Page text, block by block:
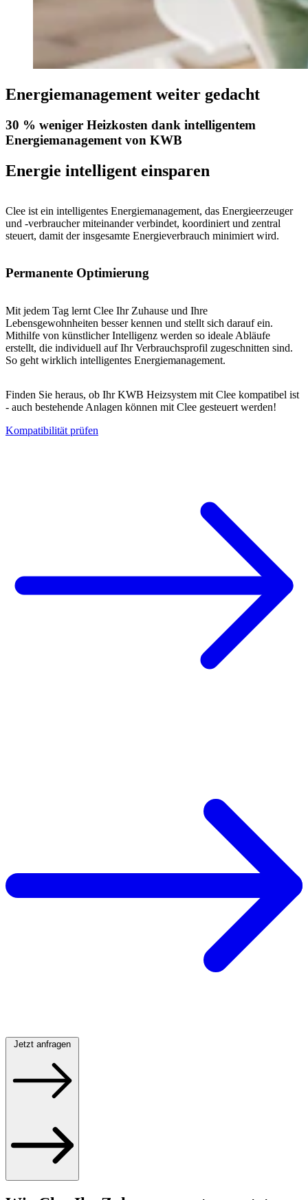
Energiemanagement weiter gedacht
30 % weniger Heizkosten dank intelligentem
Energiemanagement von KWB
Energie intelligent einsparen
Clee ist ein intelligentes Energiemanagement, das Energieerzeuger
und -verbraucher miteinander verbindet, koordiniert und zentral
steuert, damit der insgesamte Energieverbrauch minimiert wird.
Permanente Optimierung
Mit jedem Tag lernt Clee Ihr Zuhause und Ihre
Lebensgewohnheiten besser kennen und stellt sich darauf ein.
Mithilfe von künstlicher Intelligenz werden so ideale Abläufe
erstellt, die individuell auf Ihr Verbrauchsprofil zugeschnitten sind.
So geht wirklich intelligentes Energiemanagement.
Finden Sie heraus, ob Ihr KWB Heizsystem mit Clee kompatibel ist
- auch bestehende Anlagen können mit Clee gesteuert werden!
Kompatibilität prüfen
Jetzt anfragen